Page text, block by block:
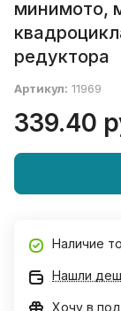
минимото,
редуктора
Артикул: 11969
339.40
Наличие
Нашли
Хочу в